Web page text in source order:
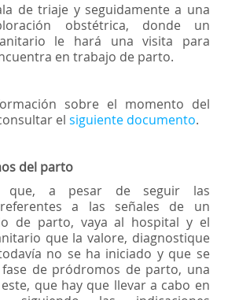
de triaje y seguidamente a una
obstétrica, donde un
le hará una visita para
en trabajo de parto.
sobre el momento del
elsiguiente documento.
del parto
que, a pesar de seguir las
a las señales de un
de parto, vaya al hospital y el
que la valore, diagnostique
no se ha iniciado y que se
de pródromos de parto, una
que hay que llevar a cabo en